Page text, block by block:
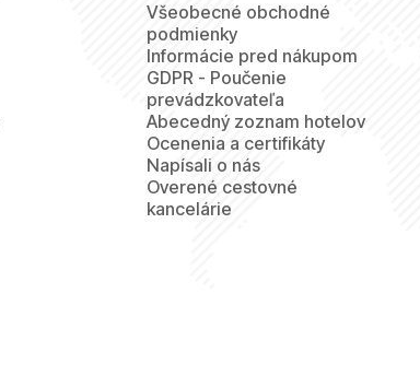
Všeobecné obchodné
podmienky
Informácie pred nákupom
GDPR - Poučenie
prevádzkovateľa
Abecedný zoznam hotelov
Ocenenia a certifikáty
Napísali o nás
Overené cestovné
kancelárie